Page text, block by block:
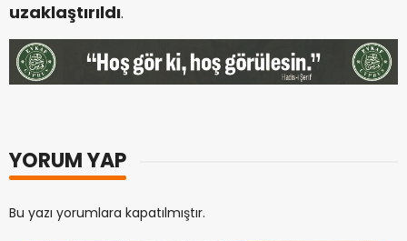
uzaklaştırıldı.
YORUM YAP
Bu yazı yorumlara kapatılmıştır.